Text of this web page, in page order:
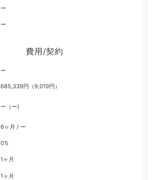
ー
ー
費用/契約
ー
685,339円（9,019円）
ー（ー)
6ヶ月 / ー
0%
1ヶ月
1ヶ月